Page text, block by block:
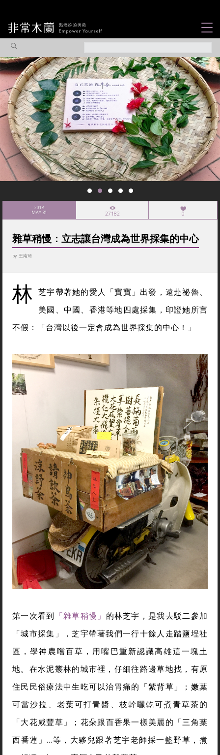
觀點專欄
焦點企劃
社會企業
認識我們
2018
MAY 31 27182 0
雜草稍慢：立志讓台灣成為世界採集的中心
by 王南琦
林 芝宇帶著她的愛人「寶寶」出發，遠赴祕魯、
美國、中國、香港等地四處採集，印證她所言
不假：「台灣以後一定會成為世界採集的中心！ 」
第一次看到 「雜草稍慢」 的林芝宇，是我去駁二參加
「城市採集」，芝宇帶著我們一行十餘人走踏鹽埕社
區，學神農嚐百草，用嘴巴重新認識高雄這一塊土
地。在水泥叢林的城市裡，仔細往路邊草地找，有原
住民民俗療法中生吃可以治胃痛的「紫背草」；嫩葉
可當沙拉、老葉可打青醬、枝幹曬乾可煮青草茶的
「大花咸豐草」；花朵跟百香果一樣美麗的「三角葉
西番蓮」…等，大夥兒跟著芝宇老師採一籃野草，煮